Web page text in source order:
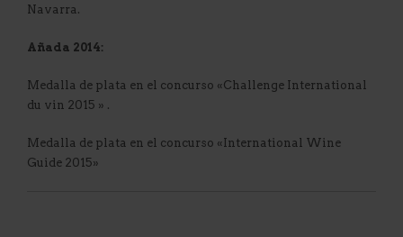
Navarra.
Añada 2014:
Medalla de plata en el concurso «Challenge International
du vin 2015 » .
Medalla de plata en el concurso «International Wine
Guide 2015»